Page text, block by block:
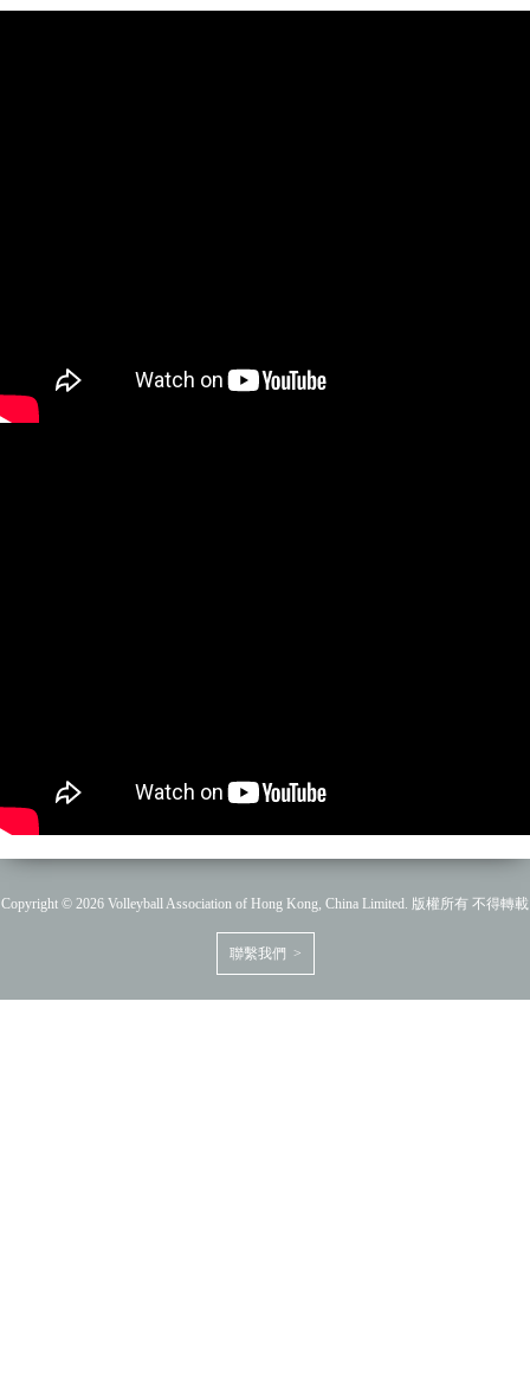
Copyright © 2026 Volleyball Association of Hong Kong, China Limited. 版權所有 不得轉載
聯繫我們 >